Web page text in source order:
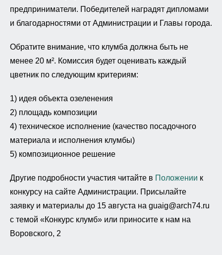
предприниматели. Победителей наградят дипломами
и благодарностями от Администрации и Главы города.
Обратите внимание, что клумба должна быть не
менее 20 м². Комиссия будет оценивать каждый
цветник по следующим критериям:
1) идея объекта озеленения
2) площадь композиции
4) техническое исполнение (качество посадочного
материала и исполнения клумбы)
5) композиционное решение
Другие подробности участия читайте в Положении к
конкурсу на сайте Администрации. Присылайте
заявку и материалы до 15 августа на guaig@arch74.ru
с темой «Конкурс клумб» или приносите к нам на
Воровского, 2